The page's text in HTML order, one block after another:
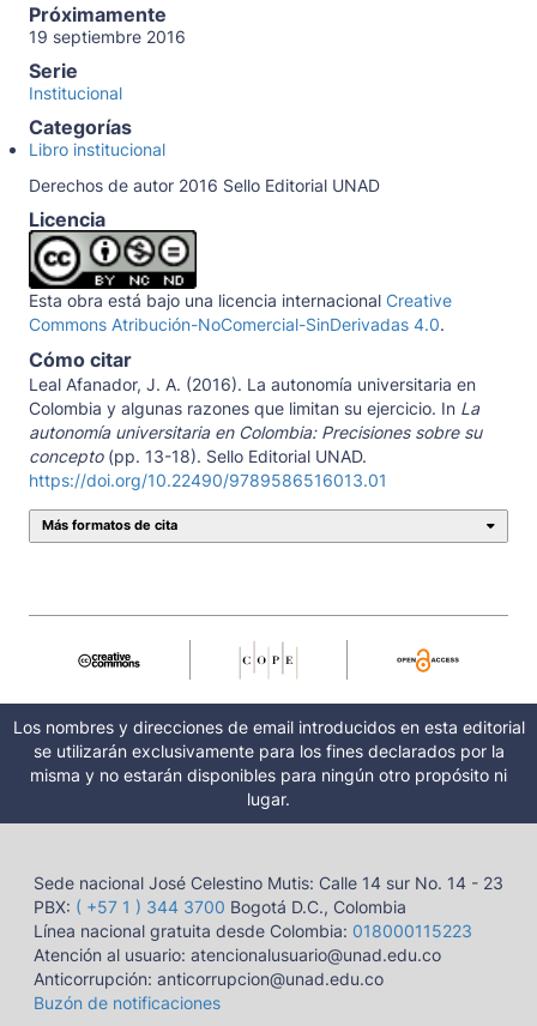
Próximamente
19 septiembre 2016
Serie
Institucional
Categorías
Libro institucional
Derechos de autor 2016 Sello Editorial UNAD
Licencia
Esta obra está bajo una licencia internacional Creative
Commons Atribución-NoComercial-SinDerivadas 4.0.
Cómo citar
Leal Afanador, J. A. (2016). La autonomía universitaria en
Colombia y algunas razones que limitan su ejercicio. In La
autonomía universitaria en Colombia: Precisiones sobre su
concepto(pp. 13-18). Sello Editorial UNAD.
https://doi.org/10.22490/9789586516013.01
Más formatos de cita
Los nombres y direcciones de email introducidos en esta editorial
se utilizarán exclusivamente para los fines declarados por la
misma y no estarán disponibles para ningún otro propósito ni
lugar.
Sede nacional José Celestino Mutis: Calle 14 sur No. 14 - 23
PBX: ( +57 1 ) 344 3700 Bogotá D.C., Colombia
Línea nacional gratuita desde Colombia: 018000115223
Atención al usuario: atencionalusuario@unad.edu.co
Anticorrupción: anticorrupcion@unad.edu.co
Buzón de notificaciones